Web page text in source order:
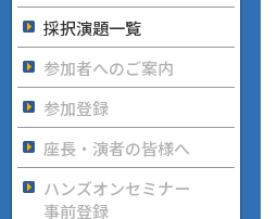
採択演題一覧
参加者へのご案内
参加登録
座長・演者の皆様へ
ハンズオンセミナー
事前登録